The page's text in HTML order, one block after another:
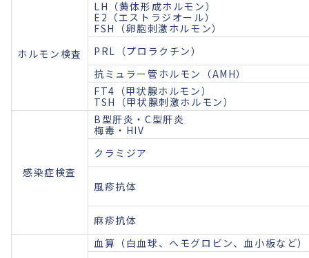
ホルモン検査
LH（黄体形成ホルモン）
E2（エストラジオール）
FSH（卵胞刺激ホルモン）
PRL（プロラクチン）
抗ミュラー管ホルモン（AMH）
FT4（甲状腺ホルモン）
TSH（甲状腺刺激ホルモン）
感染症検査
B型肝炎・C型肝炎
梅毒・HIV
クラミジア
風疹抗体
麻疹抗体
血算（白血球、ヘモグロビン、血小板など）